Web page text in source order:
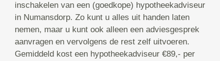
inschakelen van een (goedkope) hypotheekadviseur
in Numansdorp. Zo kunt u alles uit handen laten
nemen, maar u kunt ook alleen een adviesgesprek
aanvragen en vervolgens de rest zelf uitvoeren.
Gemiddeld kost een hypotheekadviseur €89,- per